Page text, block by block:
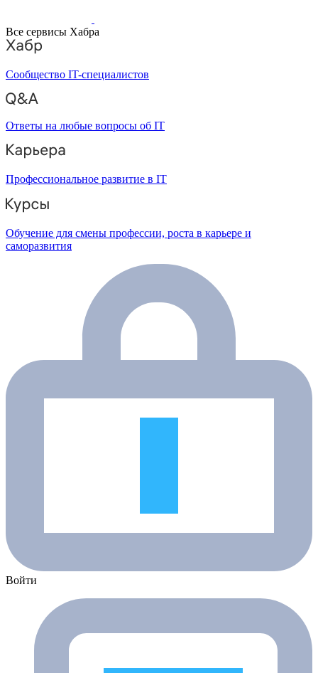
Все сервисы Хабра
Сообщество IT-специалистов
Ответы на любые вопросы об IT
Профессиональное развитие в IT
Обучение для смены профессии, роста в карьере и
саморазвития
Войти